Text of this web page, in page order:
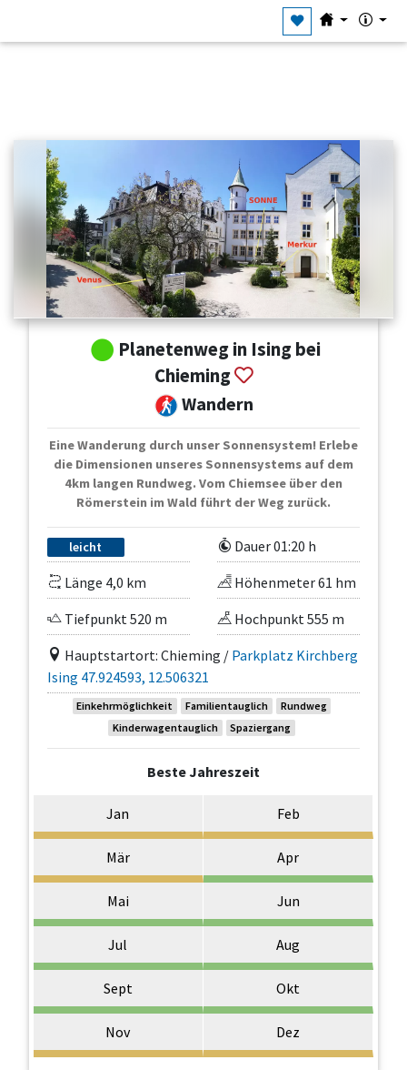
Planetenweg in Ising bei
Chieming
Wandern
Eine Wanderung durch unser Sonnensystem! Erlebe
die Dimensionen unseres Sonnensystems auf dem
4km langen Rundweg. Vom Chiemsee über den
Römerstein im Wald führt der Weg zurück.
leicht
Dauer 01:20 h
Länge 4,0 km
Höhenmeter 61 hm
Tiefpunkt 520 m
Hochpunkt 555 m
Hauptstartort: Chieming / Parkplatz Kirchberg
Ising 47.924593, 12.506321
Einkehrmöglichkeit Familientauglich
Rundweg
Kinderwagentauglich
Spaziergang
Beste Jahreszeit
Jan Feb
Mär Apr
Mai Jun
Jul Aug
Sept Okt
Nov Dez